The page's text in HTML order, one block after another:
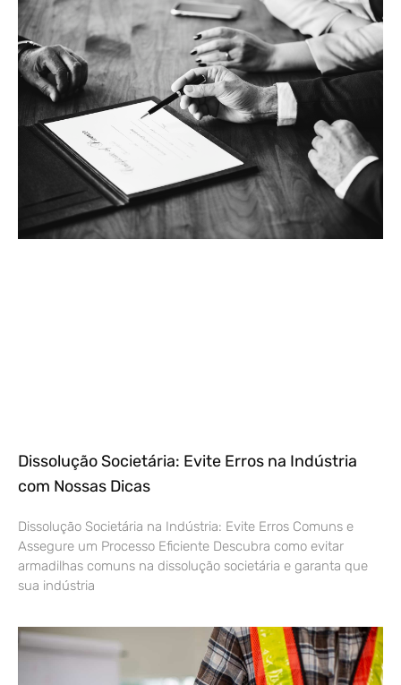
Dissolução Societária: Evite Erros na Indústria
com Nossas Dicas
Dissolução Societária na Indústria: Evite Erros Comuns e
Assegure um Processo Eficiente Descubra como evitar
armadilhas comuns na dissolução societária e garanta que
sua indústria